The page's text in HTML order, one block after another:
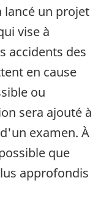
lancé un projet
vise à
accidents des
en cause
ou
sera ajouté à
examen. À
que
approfondis